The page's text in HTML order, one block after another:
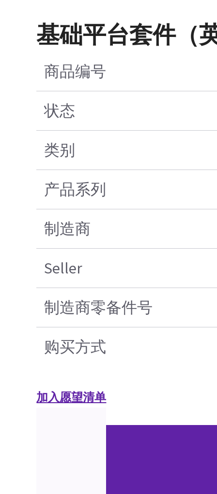
基础平台套件（
商品编号
状态
类别
产品系列
制造商
Seller
制造商零备件号
购买方式
加入愿望清单